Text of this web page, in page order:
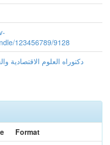
123456789/9128
دكتوراه العلوم الاقتصادية
Format